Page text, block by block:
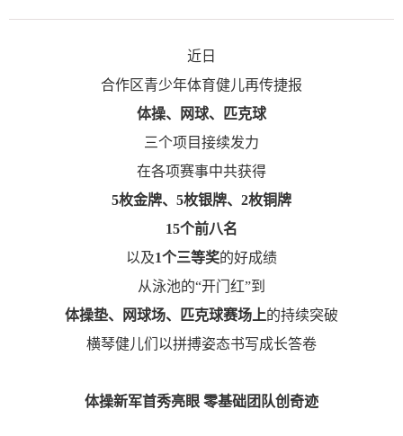
近日
合作区青少年体育健儿再传捷报
体操、网球、匹克球
三个项目接续发力
在各项赛事中共获得
5枚金牌、5枚银牌、2枚铜牌
15个前八名
以及1个三等奖的好成绩
从泳池的“开门红”到
体操垫、网球场、匹克球赛场上的持续突破
横琴健儿们以拼搏姿态书写成长答卷
体操新军首秀亮眼 零基础团队创奇迹